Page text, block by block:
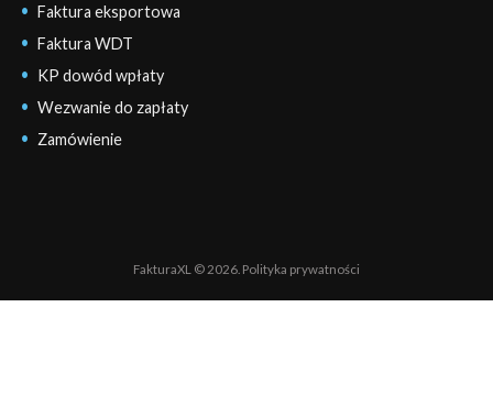
Faktura eksportowa
Faktura WDT
KP dowód wpłaty
Wezwanie do zapłaty
Zamówienie
FakturaXL © 2026. Polityka prywatności